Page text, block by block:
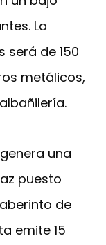
La
será de 150
metálicos,
una
puesto
de
emite 15